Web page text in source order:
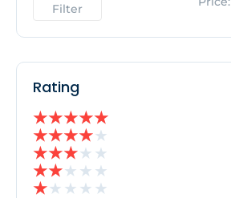
Filter
Rating
★★★★★
★★★★★
★★★★ ★
★★★ ★ ★
★★ ★ ★ ★